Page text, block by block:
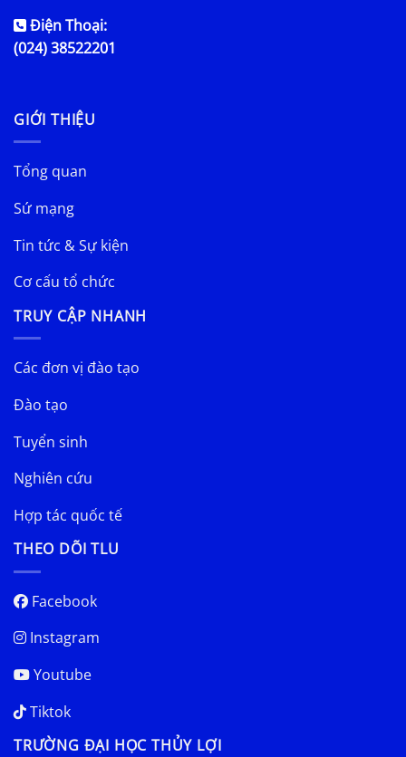
Điện Thoại:
(024) 38522201
GIỚI THIỆU
Tổng quan
Sứ mạng
Tin tức & Sự kiện
Cơ cấu tổ chức
TRUY CẬP NHANH
Các đơn vị đào tạo
Đào tạo
Tuyển sinh
Nghiên cứu
Hợp tác quốc tế
THEO DÕI TLU
Facebook
Instagram
Youtube
Tiktok
TRƯỜNG ĐẠI HỌC THỦY LỢI